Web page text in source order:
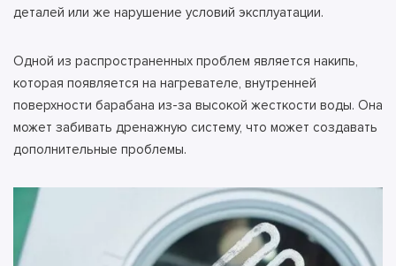
деталей или же нарушение условий эксплуатации.
Одной из распространенных проблем является накипь,
которая появляется на нагревателе, внутренней
поверхности барабана из-за высокой жесткости воды. Она
может забивать дренажную систему, что может создавать
дополнительные проблемы.